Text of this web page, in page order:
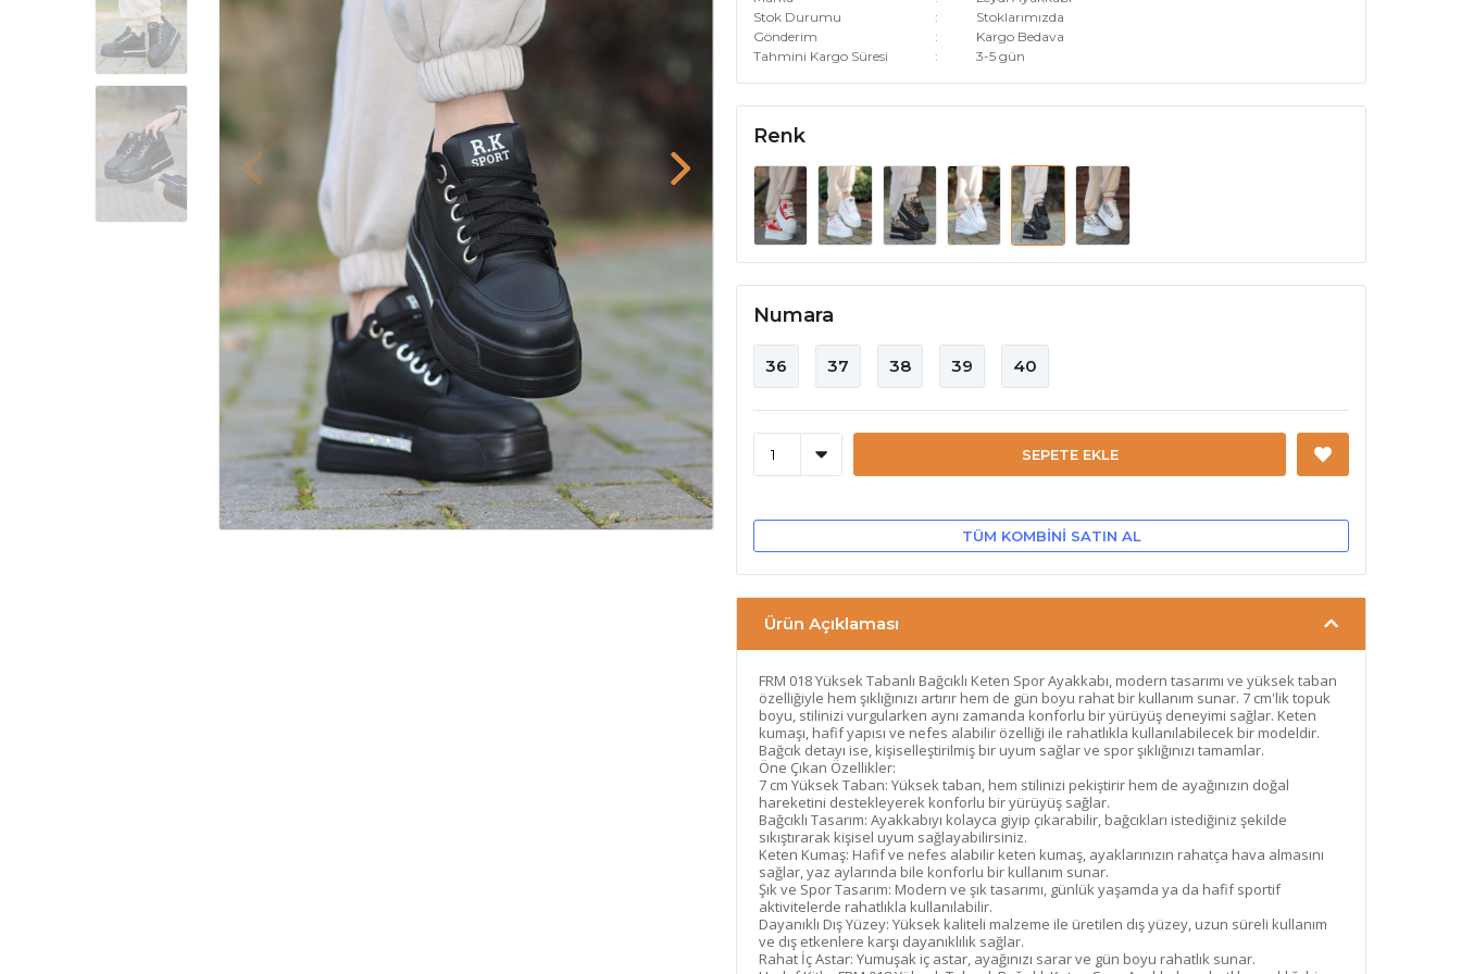
Stok Durumu
Stoklarımızda
Gönderim
Kargo Bedava
Tahmini Kargo Süresi
3-5 gün
Renk
Numara
36 37 38 39 40
SEPETE EKLE
TÜM KOMBINI SATIN AL
Ürün Açıklaması
FRM 018 Yüksek Tabanlı Bağcıklı Keten Spor Ayakkabı, modern tasarımı ve yüksek taban
özelliğiyle hem şıklığınızı artırır hem de gün boyu rahat bir kullanım sunar. 7 cm'lik topuk
boyu, stilinizi vurgularken aynı zamanda konforlu bir yürüyüş deneyimi sağlar. Keten
kumaşı, hafif yapısı ve nefes alabilir özelliği ile rahatlıkla kullanılabilecek bir modeldir.
Bağcık detayı ise, kişiselleştirilmiş bir uyum sağlar ve spor şıklığınızı tamamlar.
Öne Çıkan Özellikler:
7 cm Yüksek Taban: Yüksek taban, hem stilinizi pekiştirir hem de ayağınızın doğal
hareketini destekleyerek konforlu bir yürüyüş sağlar.
Bağcıklı Tasarım: Ayakkabıyı kolayca giyip çıkarabilir, bağcıkları istediğiniz şekilde
sıkıştırarak kişisel uyum sağlayabilirsiniz.
Keten Kumaş: Hafif ve nefes alabilir keten kumaş, ayaklarınızın rahatça hava almasını
sağlar, yaz aylarında bile konforlu bir kullanım sunar.
Şık ve Spor Tasarım: Modern ve şık tasarımı, günlük yaşamda ya da hafif sportif
aktivitelerde rahatlıkla kullanılabilir.
Dayanıklı Dış Yüzey: Yüksek kaliteli malzeme ile üretilen dış yüzey, uzun süreli kullanım
ve dış etkenlere karşı dayanıklılık sağlar.
Rahat İç Astar: Yumuşak iç astar, ayağınızı sarar ve gün boyu rahatlık sunar.